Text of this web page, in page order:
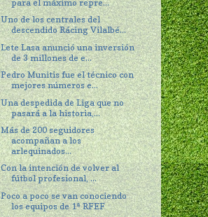
para el máximo repre...
Uno de los centrales del
descendido Rácing Vilalbé...
Lete Lasa anunció una inversión
de 3 millones de e...
Pedro Munitis fue el técnico con
mejores números e...
Una despedida de Liga que no
pasará a la historia,...
Más de 200 seguidores
acompañan a los
arlequinados...
Con la intención de volver al
fútbol profesional, ...
Poco a poco se van conociendo
los equipos de 1ª RFEF